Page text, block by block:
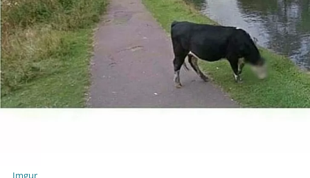
Imgur